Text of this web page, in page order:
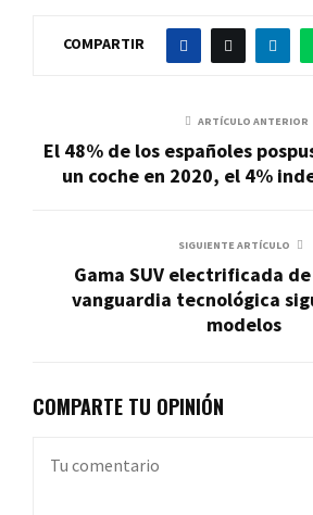
COMPARTIR
ARTÍCULO ANTERIOR
El 48% de los españoles
un coche en 2020, el 4%
SIGUIENTE ARTÍCULO
Gama SUV electrificada
vanguardia tecnológica
modelos
COMPARTE TU OPINIÓN